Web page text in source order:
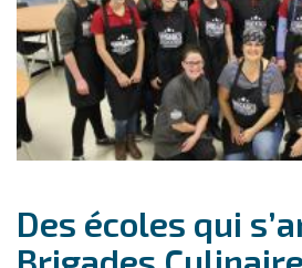
Des écoles qui